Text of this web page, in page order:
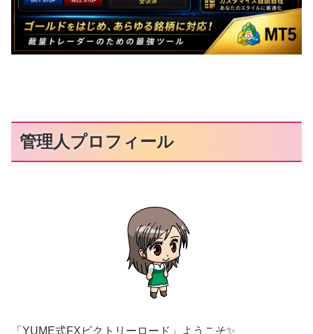
管理人プロフィール
「YUME式FXビクトリーロード」ようこそ✨